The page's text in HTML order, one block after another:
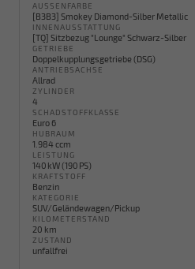
AUSSENFARBE
[B3B3] Smokey Diamond-Silber Metallic
INNENAUSSTATTUNG
[TQ] Sitzbezug "Lounge" Schwarz-Silber
GETRIEBE
Doppelkupplungsgetriebe (DSG)
ANTRIEBSACHSE
Allrad
ZYLINDER
4
SCHADSTOFFKLASSE
Euro 6
HUBRAUM
1.984 ccm
LEISTUNG
140 kW (190 PS)
KRAFTSTOFF
Benzin
KATEGORIE
SUV/Geländewagen/Pickup
KILOMETERSTAND
20 km
ZUSTAND
unfallfrei